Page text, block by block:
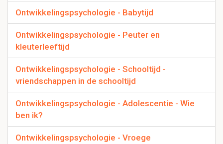
Ontwikkelingspsychologie - Babytijd
Ontwikkelingspsychologie - Peuter en
kleuterleeftijd
Ontwikkelingspsychologie - Schooltijd -
vriendschappen in de schooltijd
Ontwikkelingspsychologie - Adolescentie - Wie
ben ik?
Ontwikkelingspsychologie - Vroege